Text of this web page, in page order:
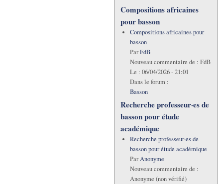
Compositions africaines
pour basson
Compositions africaines pour
basson
ParFdB
Nouveau commentaire de : FdB
Le : 06/04/2026 - 21:01
Dans le forum :
Basson
Recherche professeur·es de
basson pour étude
académique
Recherche professeur·es de
basson pour étude académique
ParAnonyme
Nouveau commentaire de :
Anonyme (non vérifié)